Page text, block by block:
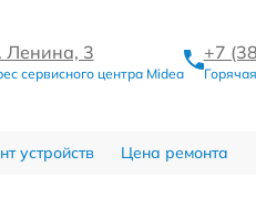
Ленина, 3
сервисного центра Midea
+7
устройств Цена ремонта